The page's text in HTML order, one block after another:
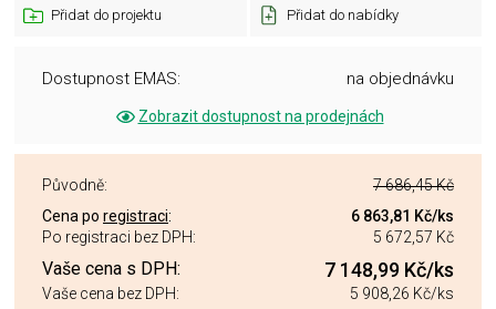
Přidat do projektu Přidat do nabídky
Dostupnost EMAS: na objednávku
Zobrazit dostupnost na prodejnách
Původně:
7 686,45 Kč
Cena po registraci: 6 863,81 Kč/ks
Po registraci bez DPH:
5 672,57 Kč
Vaše cena s DPH: 7 148,99 Kč/ks
Vaše cena bez DPH: 5 908,26 Kč/ks